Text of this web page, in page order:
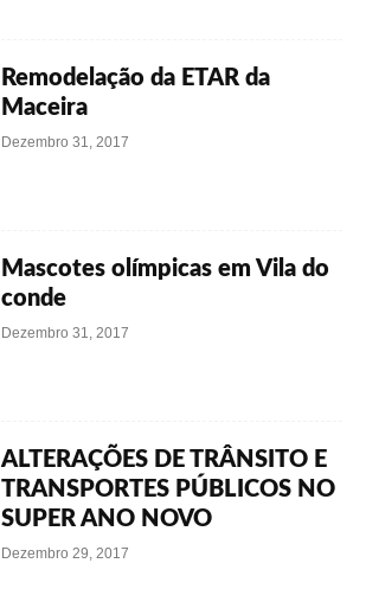
Remodelação da ETAR da
Maceira
Dezembro 31, 2017
Mascotes olímpicas em Vila do
conde
Dezembro 31, 2017
ALTERAÇÕES DE TRÂNSITO E
TRANSPORTES PÚBLICOS NO
SUPER ANO NOVO
Dezembro 29, 2017